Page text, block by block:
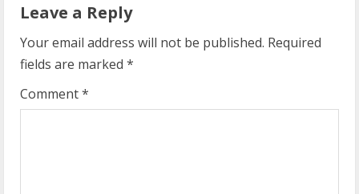
u
e
R
Leave a Reply
Your email address will not be published. Required
fields are marked *
Comment*